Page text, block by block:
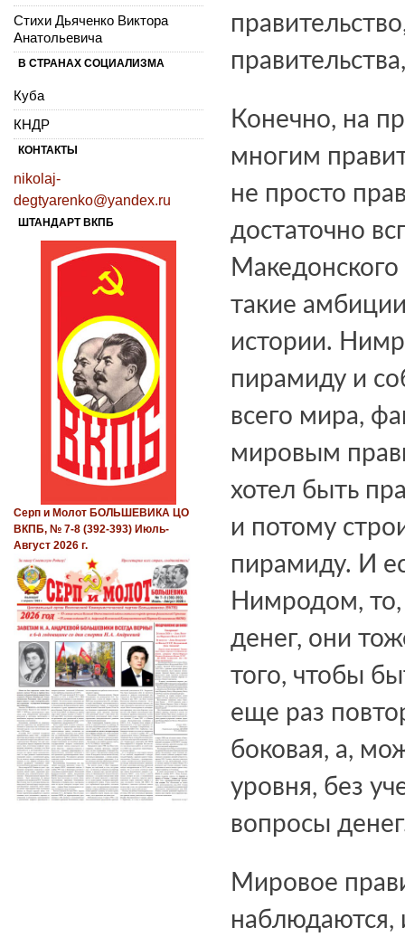
Конечно, на
многим
не просто
достаточно
такие
истории.
пирамиду и
всего мира,
мировым
хотел быть
и потому
пирамиду. И
Нимродом, то,
денег, они
того, чтобы
еще раз
боковая, а,
уровня, без
вопросы
Мировое
наблюдаются,
Стихи Дьяченко Виктора
Анатольевича
В СТРАНАХ СОЦИАЛИЗМА
Куба
КНДР
КОНТАКТЫ
nikolaj-
degtyarenko@yandex.ru
ШТАНДАРТ ВКПБ
Серп и Молот БОЛЬШЕВИКА ЦО
ВКПБ, № 7-8 (392-393) Июль-
Август 2026 г.